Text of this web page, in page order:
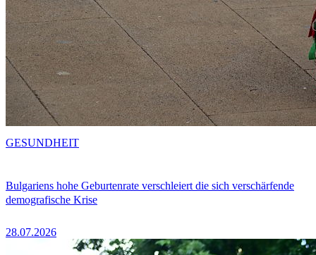
Bulgariens hohe Geburtenrate verschleiert die sich verschärfende
demografische Krise
28.07.2026
GESUNDHEIT